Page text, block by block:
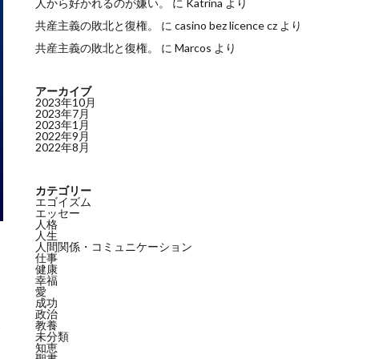
人から好かれるのが嫌い。 に Katrina より
共産主義の敗北と復権。
に casino bez licence cz より
共産主義の敗北と復権。
に Marcos より
アーカイブ
2023年10月
2023年7月
2023年1月
2022年9月
2022年8月
カテゴリー
エゴイズム
エッセー
人格
人生
人間関係・コミュニケーション
仕事
健康
幸福
愛
成功
政治
教養
未分類
知恵